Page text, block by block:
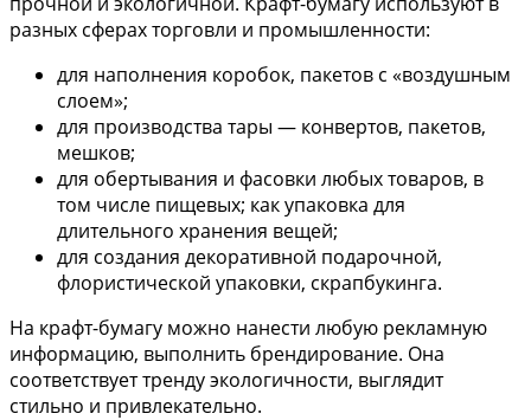
разных сферах торговли и промышленности:
для наполнения коробок, пакетов с «воздушным
слоем»;
для производства тары — конвертов, пакетов,
мешков;
для обертывания и фасовки любых товаров, в
том числе пищевых; как упаковка для
длительного хранения вещей;
для создания декоративной подарочной,
флористической упаковки, скрапбукинга.
На крафт-бумагу можно нанести любую рекламную
информацию, выполнить брендирование. Она
соответствует тренду экологичности, выглядит
стильно и привлекательно.